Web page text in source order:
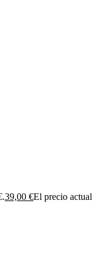
39,00 €El precio actual